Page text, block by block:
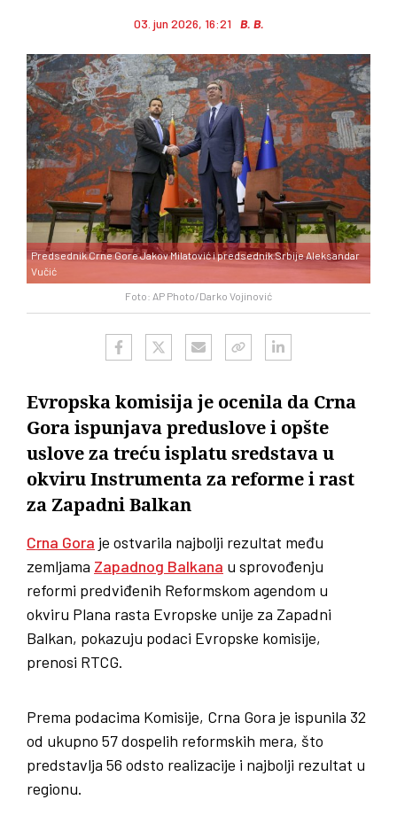
03. jun 2026, 16:21 B. B.
Foto: AP Photo/Darko Vojinović
Predsednik Crne Gore Jakov Milatović i predsednik Srbije Aleksandar
Vučić
Evropska komisija je ocenila da Crna
Gora ispunjava preduslove i opšte
uslove za treću isplatu sredstava u
okviru Instrumenta za reforme i rast
za Zapadni Balkan
Crna Gora je ostvarila najbolji rezultat među
zemljama Zapadnog Balkana u sprovođenju
reformi predviđenih Reformskom agendom u
okviru Plana rasta Evropske unije za Zapadni
Balkan, pokazuju podaci Evropske komisije,
prenosi RTCG.
Prema podacima Komisije, Crna Gora je ispunila 32
od ukupno 57 dospelih reformskih mera, što
predstavlja 56 odsto realizacije i najbolji rezultat u
regionu.